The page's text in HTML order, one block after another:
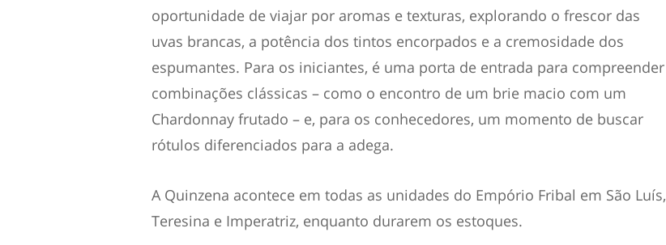
oportunidade de viajar por aromas e texturas, explorando o frescor das
uvas brancas, a potência dos tintos encorpados e a cremosidade dos
espumantes. Para os iniciantes, é uma porta de entrada para compreender
combinações clássicas – como o encontro de um brie macio com um
Chardonnay frutado – e, para os conhecedores, um momento de buscar
rótulos diferenciados para a adega.
A Quinzena acontece em todas as unidades do Empório Fribal em São Luís,
Teresina e Imperatriz, enquanto durarem os estoques.